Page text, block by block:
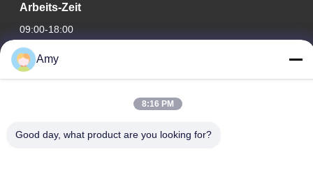
Arbeits-Zeit
09:00-18:00
Unsere Adresse
106. Nationalstraße, Stadtteil Huadu, Stadt Guangzhou
Fabrikanschrift
Amy
8:16 PM
Good day, what product are you looking for?